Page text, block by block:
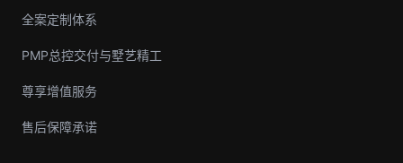
全案定制体系
PMP总控交付与墅艺精工
尊享增值服务
售后保障承诺